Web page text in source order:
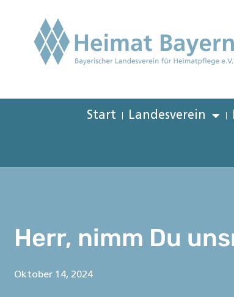
Start Landesverein
Herr, nimm Du
Oktober 14, 2024